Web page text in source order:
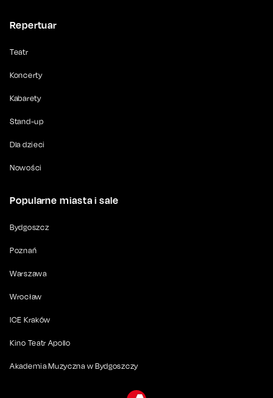
Repertuar
Teatr
Koncerty
Kabarety
Stand-up
Dla dzieci
Nowości
Popularne miasta i sale
Bydgoszcz
Poznań
Warszawa
Wrocław
ICE Kraków
Kino Teatr Apollo
Akademia Muzyczna w Bydgoszczy